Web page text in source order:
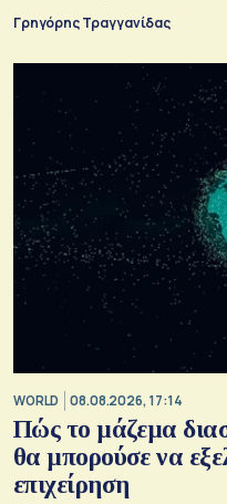
Γρηγόρης Τραγγανίδας
WORLD 08.08.2026, 17:14
Πώς το μάζεμα
θα μπορούσε να
επιχείρηση